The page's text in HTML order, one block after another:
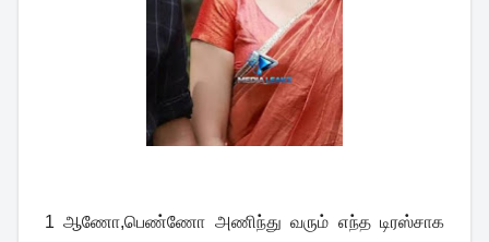
1 ஆணோ,பெண்ணோ அணிந்து வரும் எந்த டிரஸ்சாக